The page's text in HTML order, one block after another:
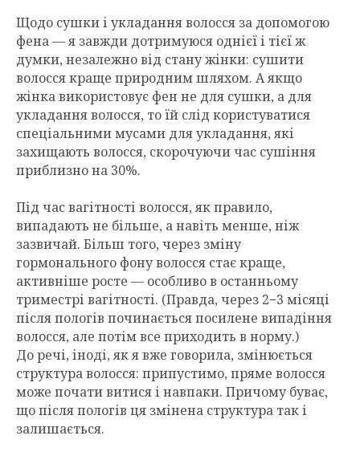
Щодо сушки і укладання волосся за допомогою
фена — я завжди дотримуюся однієї і тієї ж
думки, незалежно від стану жінки: сушити
волосся краще природним шляхом. А якщо
жінка використовує фен не для сушки, а для
укладання волосся, то їй слід користуватися
спеціальними мусами для укладання, які
захищають волосся, скорочуючи час сушіння
приблизно на 30%.
Під час вагітності волосся, як правило,
випадають не більше, а навіть менше, ніж
зазвичай. Більш того, через зміну
гормонального фону волосся стає краще,
активніше росте — особливо в останньому
триместрі вагітності. (Правда, через 2−3 місяці
після пологів починається посилене випадіння
волосся, але потім все приходить в норму.)
До речі, іноді, як я вже говорила, змінюється
структура волосся: припустимо, пряме волосся
може почати витися і навпаки. Причому буває,
що після пологів ця змінена структура так і
залишається.